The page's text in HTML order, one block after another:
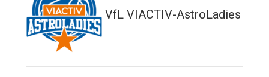
VfL VIACTIV-AstroLadies